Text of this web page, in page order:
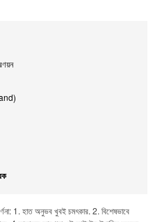
1. হাত অনুভব খুবই চমৎকার. 2. বিশেষভাবে